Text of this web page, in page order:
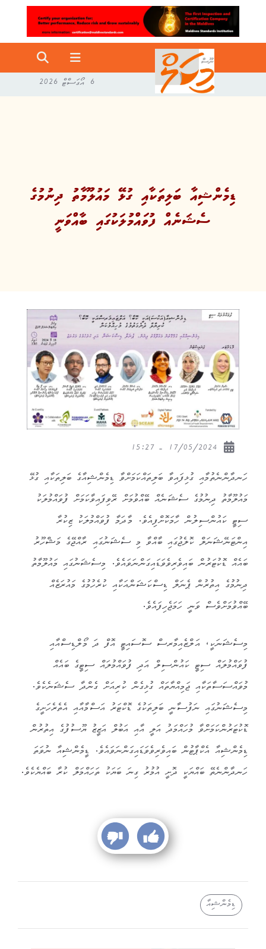
6 އޯގަސްޓް 2026
ޑިމެންޝިއާ ބަލިތަކާއި ގުޅޭ މައުލޫމާތު ދިނުމުގެ
ސެޝަނެއް ފުވައްމުލަކުގައި ބާއްވަނީ
ހަނދާންނެތުމާއި ގުޅިފައިވާ ބަލިތައްކަމަށްވާ ޑިމެންޝިއާގެ ބަލިތަކާއި ގުޅޭ
މައުލޫމާތު ދިނުމުގެ ސެޝަނެއް ބޭއްވުމަށް ރޭވިފައިވާކަމަށް ފުވައްމުލަކު
ސިޓީ ކައުންސިލުން ހާމަކޮށްފިއެވެ. މާދަމާ ފުވައްމުލަކު ޒިކުރާ
އިންޓަނޭޝަނަލް ކޮލެޖުގައި ބާއްވާ މި ސެޝަނުގައި ރާއްޖޭގެ މަޝްހޫރު
ބައެއް ޑޮކުޓަރުން ބައިވެރިވެވަޑައިގަންނަވައެވެ. މިސެޝަނުގައި މައުލޫމާތު
ދިނުމުގެ އިތުރުން ޕެނަލް ޑިސްކަޝަންއަކާއި ކުރެހުމުގެ މައުރަޒެއް
ބޭއްވުމަށްވެސް ވަނީ ހަމަޖެހިފައެވެ.
މިސެޝަނަކީ، އަލްޒެއިމާރސް ސޮސައިޓީ އޮފް ދަ މޯލްޑިސްއާއި
ފުވައްމުލައް ސިޓީ ކައުންސިލް އަދި ފުވައްމުލައް ސިޓީގެ ބައެއް
މުވައްސަސާތަކާއި ޖަމިއްޔާތައް ގުޅިގެން ކުރިއަށް ގެންދާ ސެޝަނެކެވެ.
މިސެޝަނުގައި ނަފުސާނީ ބަލިތަކުގެ ޑޮކްޓަރު އަސްމާއާއި އެތެރެހަށީގެ
ޑޮކުޓަރުންކަމަށްވާ މުހައްމަދު އަލީ އާއި އަބުލް އަޒީޒު ޔޫސުފުގެ އިތުރުން
ޑިމެންޝިއާ އެކްޕާޓުން ބައިވެރިވެވަޑައިގަންނަވައެވެ. ޑީމެންޝިއާ ނުވަތަ
ހަނދާންނެތޭ ބައްޔަކީ ދޮށީ އުމުރު ގިނަ ބަޔަކު ތަހައްމަލް ކުރާ ބައްޔެކެވެ.
ޑިމެންޝިއާ